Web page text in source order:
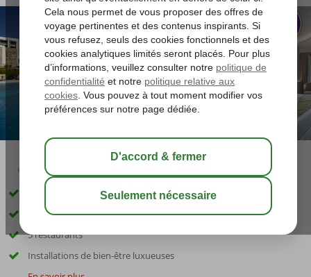
03:45 sauver
Bar à vin et champagne
5 restaurants
Installations de bien-être luxueuses